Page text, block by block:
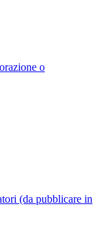
o
(da pubblicare in